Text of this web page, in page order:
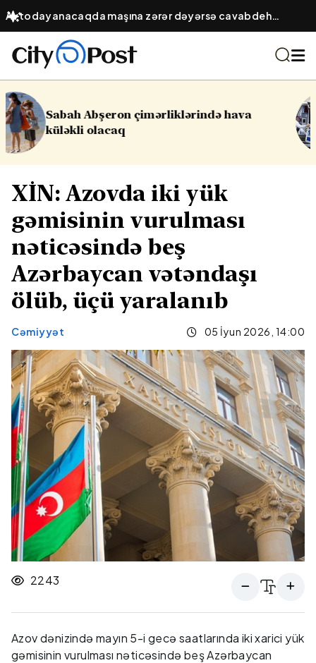
Avtodayanacaqda maşına zərər dəyərsə cavabdeh
kimdir? – Obyekt sahibinin hüquqi öhdəliyi
hava
16 yaşlı yeniyetmə öldü,
XİN: Azovda iki yük
gəmisinin vurulması
nəticəsində beş
Azərbaycan vətəndaşı
ölüb, üçü yaralanıb
Cəmiyyət 05 İyun 2026, 14:00
2243
Azov dənizində mayın 5-i gecə saatlarında iki xarici yük
gəmisinin vurulması nəticəsində beş Azərbaycan